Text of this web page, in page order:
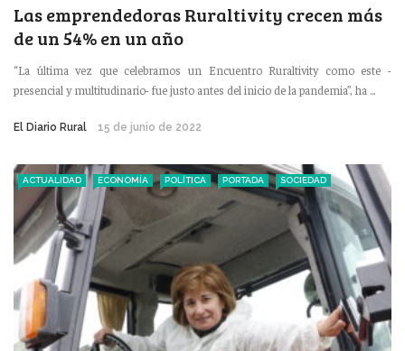
Las emprendedoras Ruraltivity crecen más
de un 54% en un año
“La última vez que celebramos un Encuentro Ruraltivity como este -
presencial y multitudinario- fue justo antes del inicio de la pandemia”, ha ...
El Diario Rural 15 de junio de 2022
ACTUALIDAD ECONOMÍA POLÍTICA PORTADA SOCIEDAD